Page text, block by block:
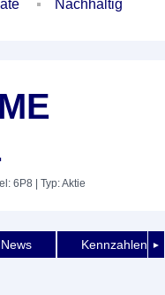
Nachhaltig
6P8 | Typ: Aktie
►
News Kennzahlen